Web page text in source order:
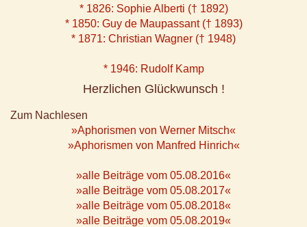
* 1826: Sophie Alberti († 1892)
* 1850: Guy de Maupassant († 1893)
* 1871: Christian Wagner († 1948)
* 1946: Rudolf Kamp
Herzlichen Glückwunsch !
Zum Nachlesen
»Aphorismen von Werner Mitsch«
»Aphorismen von Manfred Hinrich«
»alle Beiträge vom 05.08.2016«
»alle Beiträge vom 05.08.2017«
»alle Beiträge vom 05.08.2018«
»alle Beiträge vom 05.08.2019«